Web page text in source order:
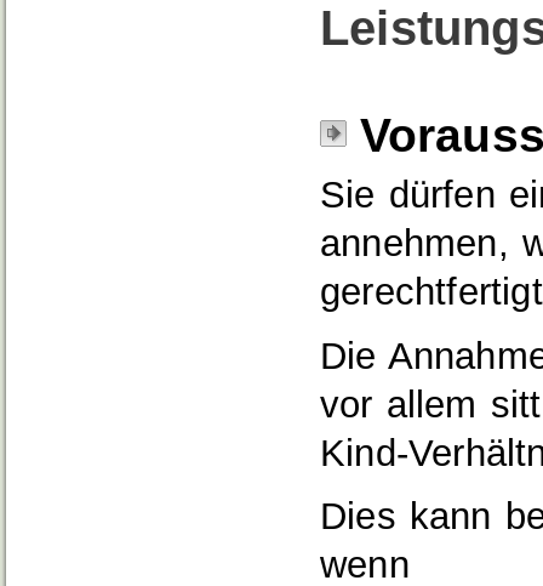
Sie dürfen
annehmen,
Die
vor allem
Kind-
Dies kann
wenn